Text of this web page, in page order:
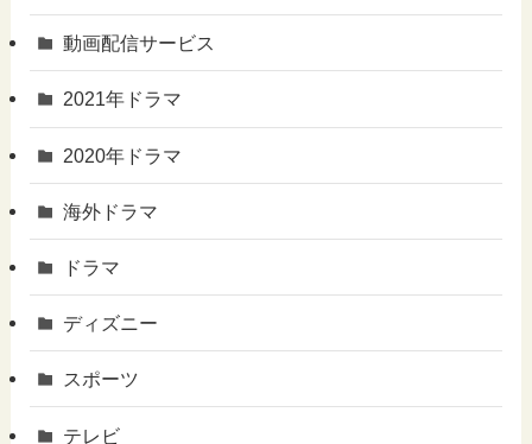
動画配信サービス
2021年ドラマ
2020年ドラマ
海外ドラマ
ドラマ
ディズニー
スポーツ
テレビ